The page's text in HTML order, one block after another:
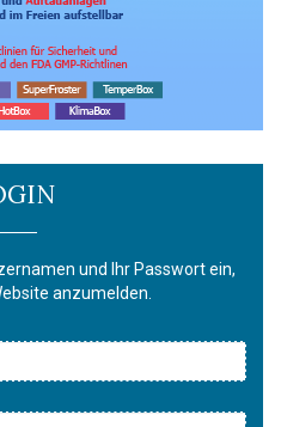
und Ihr Passwort ein,
anzumelden.